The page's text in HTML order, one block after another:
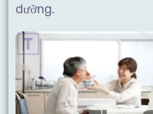
dưỡng.